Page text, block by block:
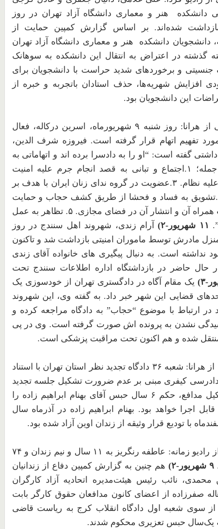
دانشکده هنر و معماری دانشگاه آزاد تهران در
روز
شده‌اند. بر اساس گزارش کمپین حمایت از
دانشجویان دانشکده
هنر و معماری دانشگاه آزاد تهران
گذشته در اعتراض به انتقال این دانشکده به سوهانک
جنسیتی و برخوردهای شدید حراست با دانشجویان برای
افزایش شهریه‌ها، حذف استادان باتجربه و خبره از
این دانشجویان بود.
از هرانا: روز شنبه ۹ شهریورماه، اسرین درکاله، فعال
تفهیم اتهام قرار گرفته است. فیروزه شرف
الدین،
گفته است: “او را به دادسرا برده اند و اتهاماتی به
جمله؛
۱.اجتماع و تبانی به قصد انجام جرم علیه
امنیت
علیه نظام. ۳.عضویت در گروه ندای زنان ایران با هدف بر
.تشویق به فساد و فحشا از طریق کشف حجاب و حمایت
همراه آن و انتشار آن در فضای مجازی. ۵. تظاهر به عمل
۱۱ شهریور-۲)آرام زندی، شهروند اهل سنندج در
روز
مادرش توسط ماموران امنیتی بازداشت شد و تاکنون
نداشته است. به دنبال پیگیری های خانواده آقای زندی
حال حاضر در بازداشتگاه اداره اطلاعات سنندج تحت
۳)یک مقام آگاه در دادگستری تهران از خودسوزی یک
قضایی این شهر خبر داد. به گفته وی، این شهروند
در ارتباط با موضوع “حجاب” به دادگاه مراجعه کرده و
نشدن به پرونده اش صورت گرفته است. وی در پی
شده و هم اکنون تحت مراقبت پزشکی است.
هرانا: شعبه ۳۶ دادگاه تجدید نظر استان تهران با استناد
دادرسی کیفری مبنی بر عدم ضرورت تشکیل جلسه تجدید
مدافع، حکم ۶ سال حبس آقای بهنام ابراهیم زاده را
اجرا خواهد بود. بهنام ابراهیم زاده در آذرماه سال
با تودیع قرار وثیقه از زندان اوین آزاد شده بود.
رادیو زمانه: عاطفه رنگریز به ۱۱ سال و نیم زندان و ۷۴
۹ شهریور-۲) هم چنین به گزارش کمپین دفاع از زندانیان
محمدی، نائب رئیس هیئت‌مدیره اتحادیه آزاد کارگران
صفرزاده از اعضای کانون مدافعان حقوق کارگر بابت
سوی شعبه اول دادگاه انقلاب کرج به ریاست قاضی
یک‌سال حبس تعزیری محکوم شدند.